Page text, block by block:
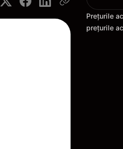
Prețurile
prețurile